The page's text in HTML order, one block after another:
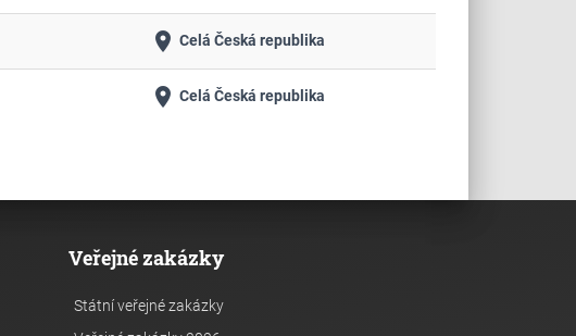
place Celá Česká republika
place Celá Česká republika
Veřejné zakázky
Státní veřejné zakázky